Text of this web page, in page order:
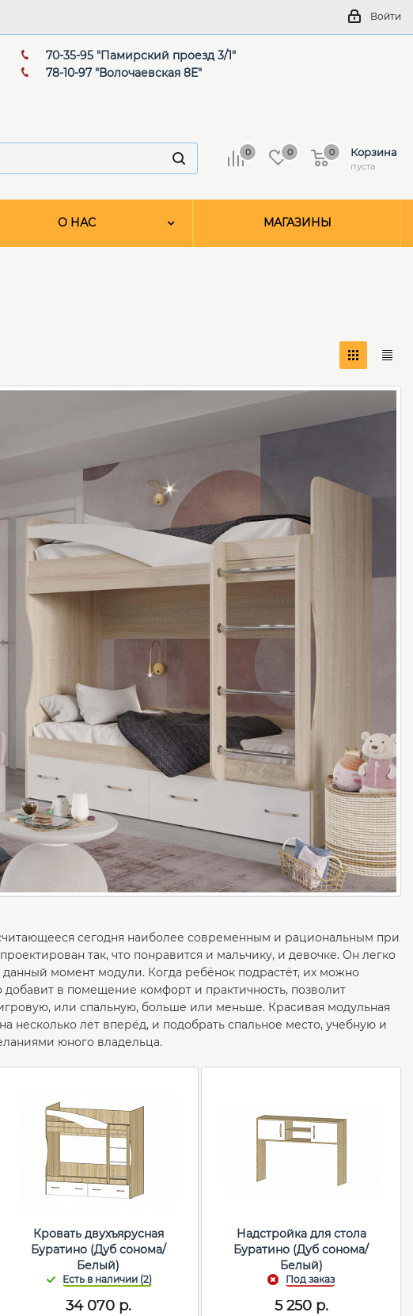
Войти
70-35-95 "Памирский проезд 3/1"
78-10-97 "Волочаевская 8Е"
0 0 Корзина
пуста
0
О НАС МАГАЗИНЫ
сегодня наиболее современным и рациональным при
так, что понравится и мальчику, и девочке. Он легко
момент модули. Когда ребёнок подрастёт, их можно
в помещение комфорт и практичность, позволит
или спальную, больше или меньше. Красивая модульная
лет вперёд, и подобрать спальное место, учебную и
юного владельца.
Кровать двухъярусная
Буратино (Дуб сонома/
Белый)
34 070р.
Надстройка для стола
Буратино (Дуб сонома/
Белый)
5 250р.